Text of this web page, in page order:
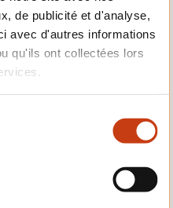
de publicité et d'analyse,
avec d'autres informations
qu'ils ont collectées lors